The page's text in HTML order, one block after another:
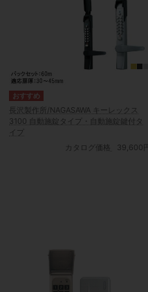
長沢製作所/NAGASAWA キーレックス
3100 自動施錠タイプ・自動施錠鍵付タ
イプ
カタログ価格
39,600円